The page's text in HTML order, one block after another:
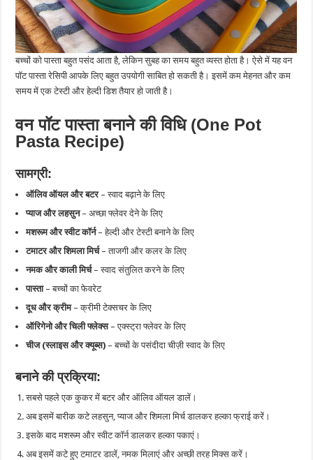
बच्चों को पास्ता बहुत पसंद आता है, लेकिन सुबह का समय बहुत व्यस्त होता है। ऐसे में यह वन
पॉट पास्ता रेसिपी आपके लिए बहुत उपयोगी साबित हो सकती है। इसमें कम मेहनत और कम
समय में एक टेस्टी और हेल्दी डिश तैयार हो जाती है।
वन पॉट पास्ता बनाने की विधि (One Pot
Pasta Recipe)
सामग्री:
ऑलिव ऑयल और बटर– स्वाद बढ़ाने के लिए
प्याज और लहसुन– अच्छा फ्लेवर देने के लिए
मशरूम और स्वीट कॉर्न– हेल्दी और टेस्टी बनाने के लिए
टमाटर और शिमला मिर्च– ताजगी और कलर के लिए
नमक और काली मिर्च– स्वाद संतुलित करने के लिए
पास्ता– बच्चों का फेवरेट
दूध और क्रीम– क्रीमी टेक्सचर के लिए
ऑरिगेनो और चिली फ्लेक्स– एक्स्ट्रा फ्लेवर के लिए
चीज (स्लाइस और क्यूब्स) – बच्चों के पसंदीदा चीज़ी स्वाद के लिए
बनाने की प्रक्रिया:
सबसे पहले एक कुकर में बटर और ऑलिव ऑयल डालें।
अब इसमें बारीक कटे लहसुन, प्याज और शिमला मिर्च डालकर हल्का फ्राई करें।
इसके बाद मशरूम और स्वीट कॉर्न डालकर हल्का पकाएं।
अब इसमें कटे हुए टमाटर डालें, नमक मिलाएं और अच्छी तरह मिक्स करें।